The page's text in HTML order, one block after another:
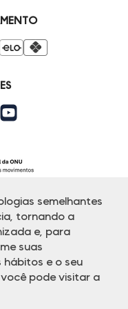
semelhantes
tornando a
e, para
suas
hábitos e o seu
pode visitar a
reservados. A Dudalina